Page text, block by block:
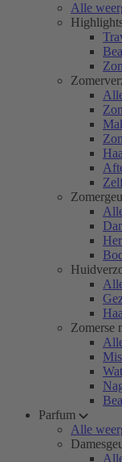
Alle
Zomerse
Parfum
Alle